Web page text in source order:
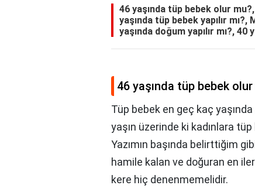
46 yaşında tüp bebek olur
yaşında tüp bebek yapılır
yaşında doğum yapılır mı?, 40
46 yaşında tüp bebek
Tüp bebek en geç kaç
yaşın üzerinde ki kadınlara
Yazımın başında belirttiğim
hamile kalan ve doğuran en ileri
kere hiç denenmemelidir.